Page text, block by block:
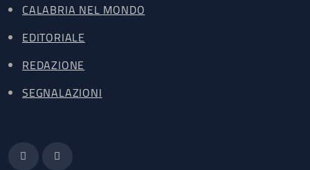
CALABRIA NEL MONDO
EDITORIALE
REDAZIONE
SEGNALAZIONI